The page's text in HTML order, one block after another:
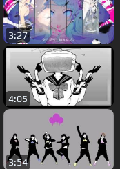
3:27
4:05
3:54